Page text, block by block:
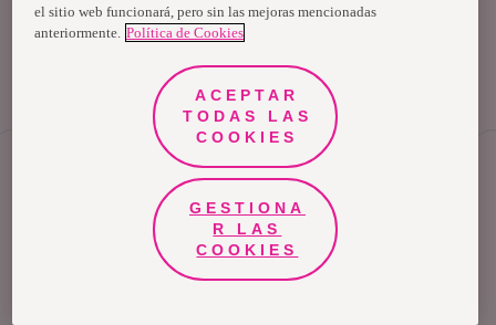
tus comentarios
el sitio web funcionará, pero sin las mejoras mencionadas
anteriormente. Política de Cookies
ACEPTAR
TODAS LAS
COOKIES
GESTIONA
R LAS
COOKIES